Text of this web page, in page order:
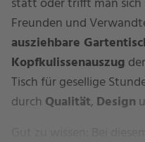
Freunden und
ausziehbare
Kopfkulissenauszug der
Tisch für gesellige
durch Qualität, Design